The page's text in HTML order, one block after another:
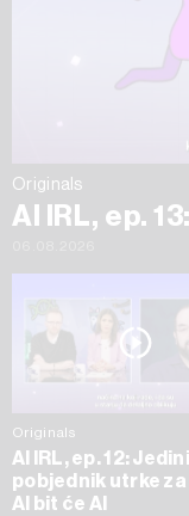
Originals
AI IRL, ep.
Originals
AI IRL, ep. 12: Jedini
pobjednik utrke
AI bit će AI